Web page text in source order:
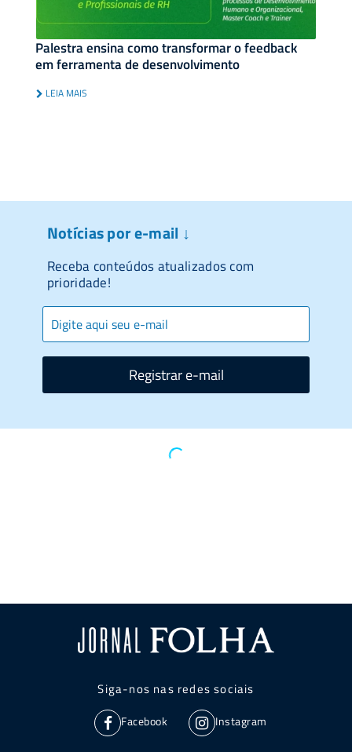
Palestra ensina como transformar o feedback
em ferramenta de desenvolvimento
LEIA MAIS
Notícias por e-mail ↓
Receba conteúdos atualizados com
prioridade!
Registrar e-mail
Siga-nos nas redes sociais
Facebook Instagram